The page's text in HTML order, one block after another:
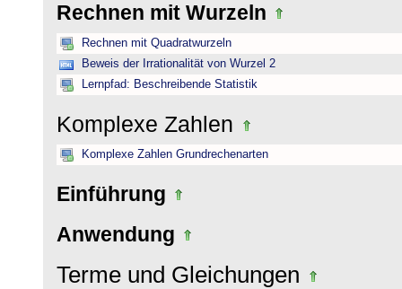
Rechnen mit Wurzeln
Rechnen mit Quadratwurzeln
Beweis der Irrationalität von Wurzel 2
Lernpfad: Beschreibende Statistik
Komplexe Zahlen
Komplexe Zahlen Grundrechenarten
Einführung
Anwendung
Terme und Gleichungen